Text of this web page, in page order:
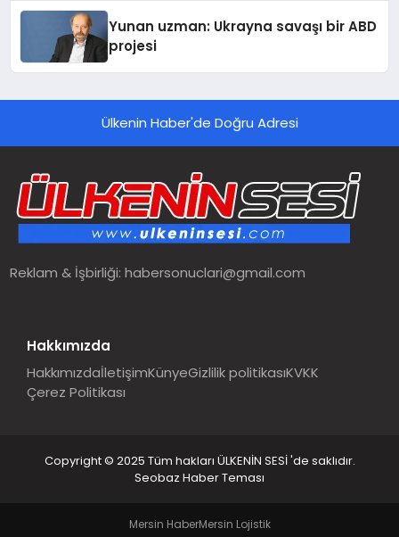
Yunan uzman: Ukrayna savaşı bir ABD
projesi
Ülkenin Haber'de Doğru Adresi
Reklam & İşbirliği:habersonuclari@gmail.com
Hakkımızda
HakkımızdaİletişimKünyeGizlilik politikasıKVKK
Çerez Politikası
Copyright © 2025 Tüm hakları ÜLKENİN SESİ 'de saklıdır.
Seobaz Haber Teması
Mersin HaberMersin Lojistik